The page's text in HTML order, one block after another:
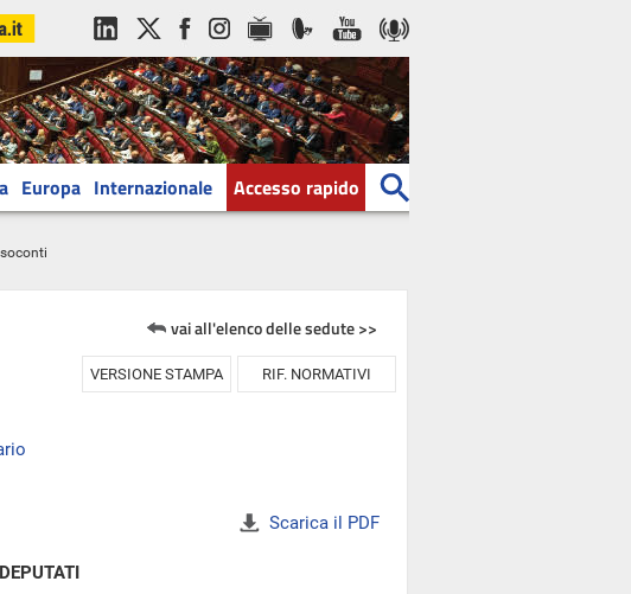
Europa Internazionale Accesso rapido
vai all'elenco delle sedute >>
VERSIONE STAMPA RIF. NORMATIVI
Scarica il PDF